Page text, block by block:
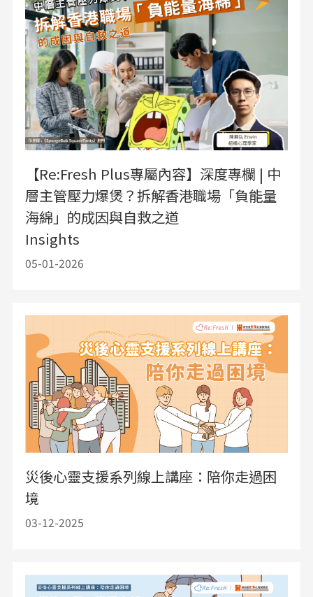
【Re:Fresh Plus專屬內容】深度專欄 | 中
層主管壓力爆煲？拆解香港職場「負能量
海綿」的成因與自救之道
Insights
05-01-2026
災後心靈支援系列線上講座：陪你走過困
境
03-12-2025